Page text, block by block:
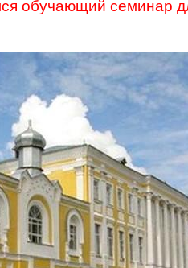
обучающий семинар